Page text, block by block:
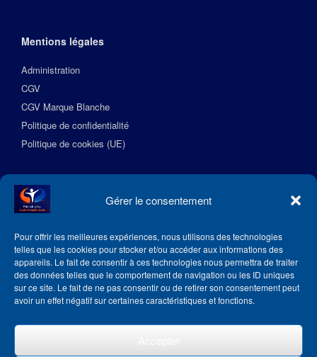
Gérer le consentement
Pour offrir les meilleures expériences, nous utilisons des technologies
telles que les cookies pour stocker et/ou accéder aux informations des
appareils. Le fait de consentir à ces technologies nous permettra de traiter
des données telles que le comportement de navigation ou les ID uniques
sur ce site. Le fait de ne pas consentir ou de retirer son consentement peut
avoir un effet négatif sur certaines caractéristiques et fonctions.
Mentions légales
Administration
CGV
CGV Marque Blanche
Politique de confidentialité
Politique de cookies (UE)
Suivez l’Académie EquilibreSante